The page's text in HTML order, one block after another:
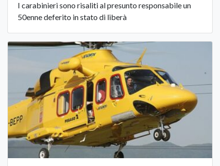
I carabinieri sono risaliti al presunto responsabile un
50enne deferito in stato di liberà